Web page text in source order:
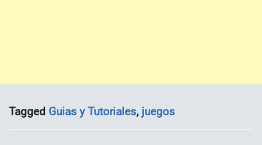
Tagged Guias y Tutoriales, juegos